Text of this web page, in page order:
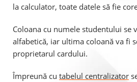
la calculator, toate datele să fie
Coloana cu numele studentului se
alfabetică, iar ultima coloană va fi
proprietarul cardului.
Împreună cu tabelul centralizator